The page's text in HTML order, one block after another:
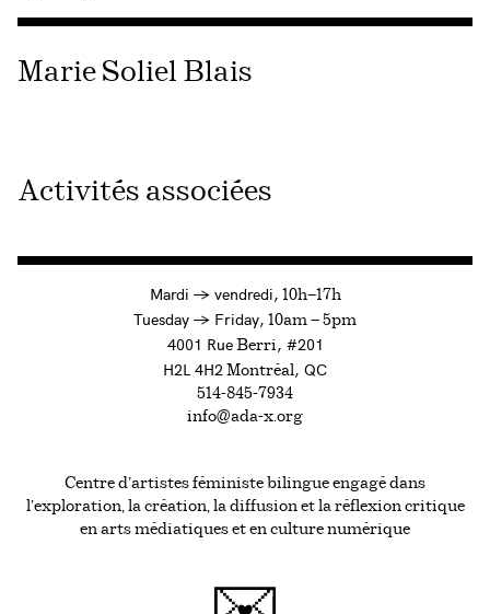
Marie Soliel Blais
Activités associées
Mardi →à
vendredi, 10h—17h
Tuesday →toFriday, 10am — 5pm
4001 RueBerri, #201
H2L 4H2 Montréal, QC
514-845-7934
info@ada-x.org
Centre d’artistes féministe bilingue engagé dans
l’exploration, la création, la diffusion et la réflexion critique
en arts médiatiques et en culture numérique